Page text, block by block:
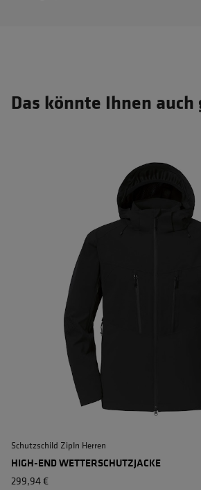
Das könnte Ihnen
DIN EN 343 KLASSE 4/4/X
Schutzschild ZipIn Herren
HIGH-END WETTERSCHUTZJACKE
299,94 €